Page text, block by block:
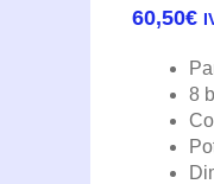
60,50€
8